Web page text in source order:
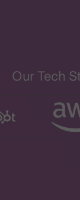
Our Tech